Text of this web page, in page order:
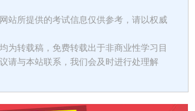
站所提供的考试信息仅供参考，请以权威
为转载稿，免费转载出于非商业性学习目
请与本站联系，我们会及时进行处理解